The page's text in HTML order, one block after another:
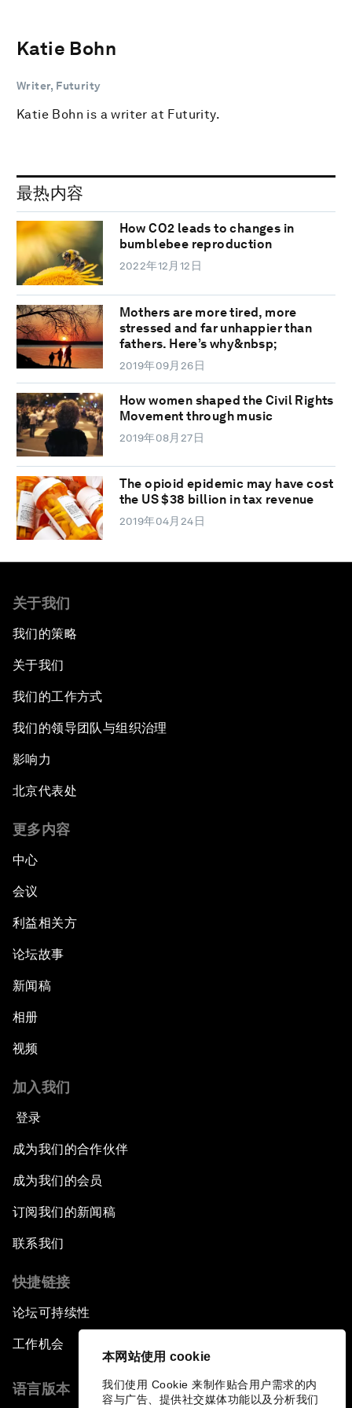
本网站使用 cookie
我们使用 Cookie 来制作贴合用户需求的内
容与广告、提供社交媒体功能以及分析我们
Katie Bohn
Writer, Futurity
Katie Bohn is a writer at Futurity.
最热内容
How CO2 leads to changes in
bumblebee reproduction
2022年12月12日
Mothers are more tired, more
stressed and far unhappier than
fathers. Here’s why&nbsp;
2019年09月26日
How women shaped the Civil Rights
Movement through music
2019年08月27日
The opioid epidemic may have cost
the US $38 billion in tax revenue
2019年04月24日
关于我们
我们的策略
关于我们
我们的工作方式
我们的领导团队与组织治理
影响力
北京代表处
更多内容
中心
会议
利益相关方
论坛故事
新闻稿
相册
视频
加入我们
登录
成为我们的合作伙伴
成为我们的会员
订阅我们的新闻稿
联系我们
快捷链接
论坛可持续性
工作机会
语言版本